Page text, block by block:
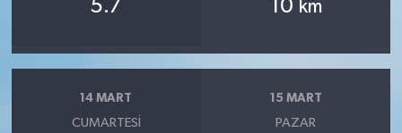
5.7 10 km
14 MART
CUMARTESI
15 MART
PAZAR